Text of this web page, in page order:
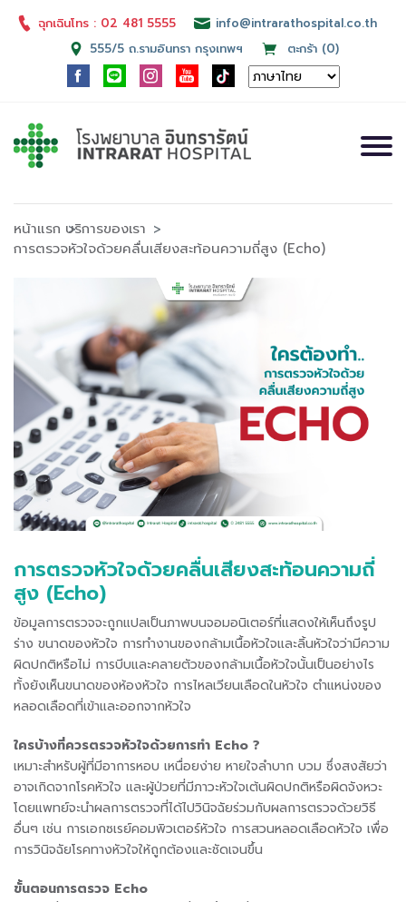
ฉุกเฉินโทร : 02 481 5555
info@intrarathospital.co.th
555/5 ถ.รามอินทรา กรุงเทพฯ
ตะกร้า (0)
หน้าแรก บริการของเรา
การตรวจหัวใจด้วยคลื่นเสียงสะท้อนความถี่สูง (Echo)
การตรวจหัวใจด้วยคลื่นเสียงสะท้อนความถี่
สูง (Echo)
ข้อมูลการตรวจจะถูกแปลเป็นภาพบนจอมอนิเตอร์ที่แสดงให้เห็นถึงรูป
ร่าง ขนาดของหัวใจ การทำงานของกล้ามเนื้อหัวใจและลิ้นหัวใจว่ามีความ
ผิดปกติหรือไม่ การบีบและคลายตัวของกล้ามเนื้อหัวใจนั้นเป็นอย่างไร
ทั้งยังเห็นขนาดของห้องหัวใจ การไหลเวียนเลือดในหัวใจ ตำแหน่งของ
หลอดเลือดที่เข้าและออกจากหัวใจ
ใครบ้างที่ควรตรวจหัวใจด้วยการทำ Echo ?
เหมาะสำหรับผู้ที่มีอาการหอบ เหนื่อยง่าย หายใจลำบาก บวม ซึ่งสงสัยว่า
อาจเกิดจากโรคหัวใจ และผู้ป่วยที่มีภาวะหัวใจเต้นผิดปกติหรือผิดจังหวะ
โดยแพทย์จะนำผลการตรวจที่ได้ไปวินิจฉัยร่วมกับผลการตรวจด้วยวิธี
อื่นๆ เช่น การเอกซเรย์คอมพิวเตอร์หัวใจ การสวนหลอดเลือดหัวใจ เพื่อ
การวินิจฉัยโรคทางหัวใจให้ถูกต้องและชัดเจนขึ้น
ขั้นตอนการตรวจ Echo